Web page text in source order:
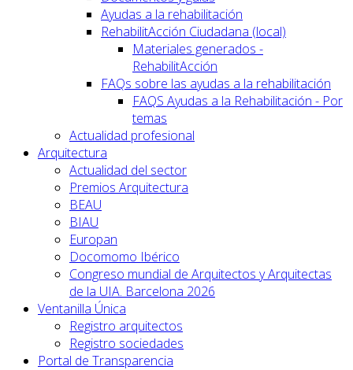
Ayudas a la rehabilitación
RehabilitAcción Ciudadana (local)
Materiales generados -
RehabilitAcción
FAQs sobre las ayudas a la rehabilitación
FAQS Ayudas a la Rehabilitación - Por
temas
Actualidad profesional
Arquitectura
Actualidad del sector
Premios Arquitectura
BEAU
BIAU
Europan
Docomomo Ibérico
Congreso mundial de Arquitectos y Arquitectas
de la UIA. Barcelona 2026
Ventanilla Única
Registro arquitectos
Registro sociedades
Portal de Transparencia